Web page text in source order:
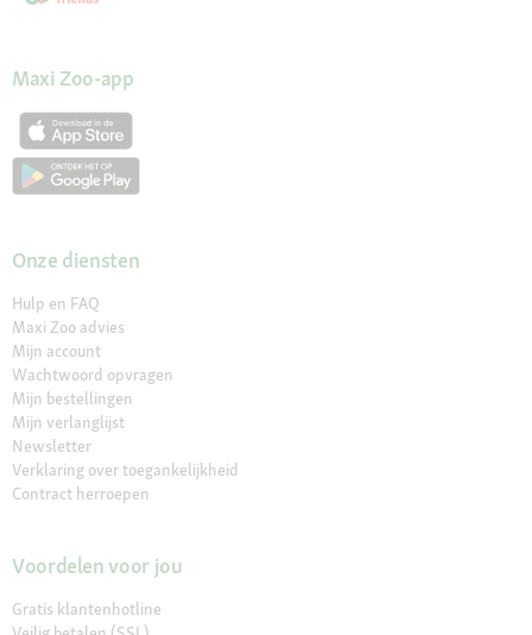
Maxi Zoo-app
Onze diensten
Hulp en FAQ
Maxi Zoo advies
Mijn account
Wachtwoord opvragen
Mijn bestellingen
Mijn verlanglijst
Newsletter
Verklaring over toegankelijkheid
Contract herroepen
Voordelen voor jou
Gratis klantenhotline